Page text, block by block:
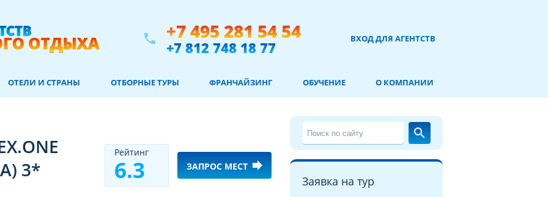
phone +7 495 281 54 54
+7 812 748 18 77 ВХОД ДЛЯ АГЕНТСТВ
ОТЕЛИ И СТРАНЫ ОТБОРНЫЕ ТУРЫ ФРАНЧАЙЗИНГ ОБУЧЕНИЕ О КОМПАНИИ
3*
Рeйтинг
6.3 ЗАПРОС МЕСТ forward
search
Заявка на тур